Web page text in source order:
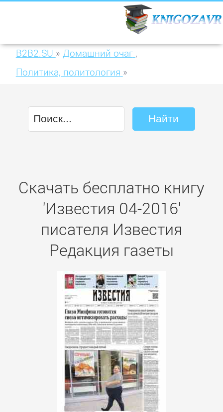
B2B2.SU » Домашний очаг ,
Политика, политология »
Скачать бесплатно книгу
'Известия 04-2016'
писателя Известия
Редакция газеты